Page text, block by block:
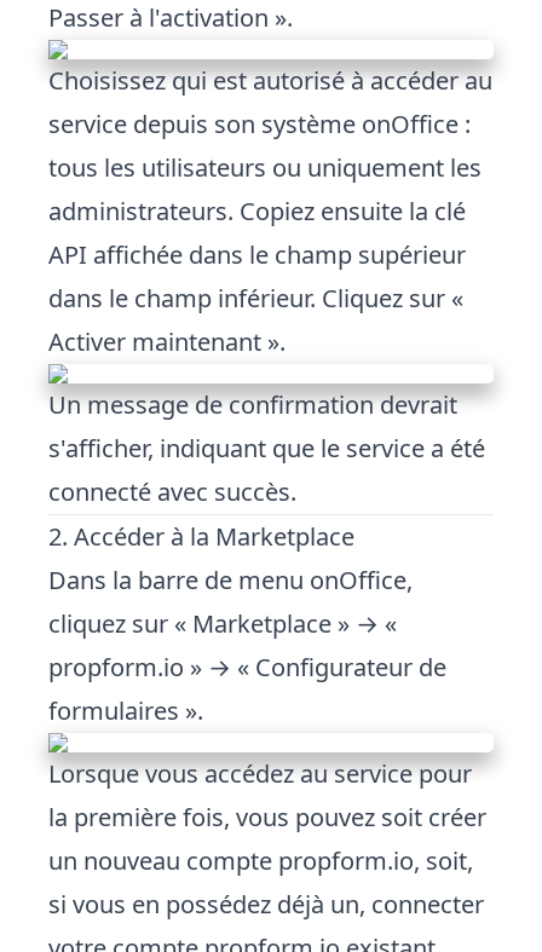
Passer à l'activation ».
Choisissez qui est autorisé à accéder au
service depuis son système onOffice :
tous les utilisateurs ou uniquement les
administrateurs. Copiez ensuite la clé
API affichée dans le champ supérieur
dans le champ inférieur. Cliquez sur «
Activer maintenant ».
Un message de confirmation devrait
s'afficher, indiquant que le service a été
connecté avec succès.
2. Accéder à la Marketplace
Dans la barre de menu onOffice,
cliquez sur « Marketplace » → «
propform.io » → « Configurateur de
formulaires ».
Lorsque vous accédez au service pour
la première fois, vous pouvez soit créer
un nouveau compte propform.io, soit,
si vous en possédez déjà un, connecter